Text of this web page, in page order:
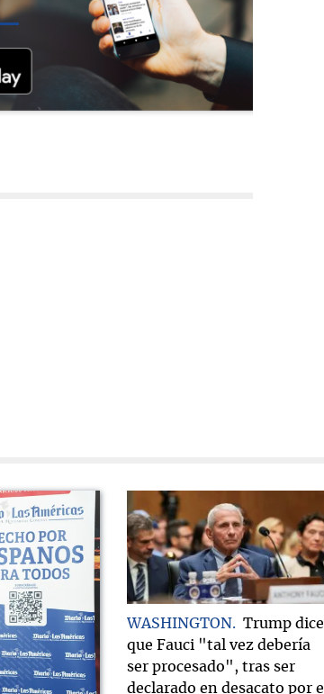
WASHINGTON
Trump dice
que Fauci "tal vez debería
ser procesado", tras ser
declarado en desacato por el